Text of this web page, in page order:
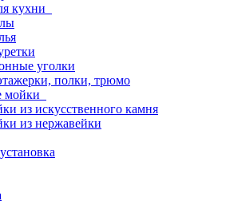
кухни
уголки
полки, трюмо
мойки
из искусственного камня
из нержавейки